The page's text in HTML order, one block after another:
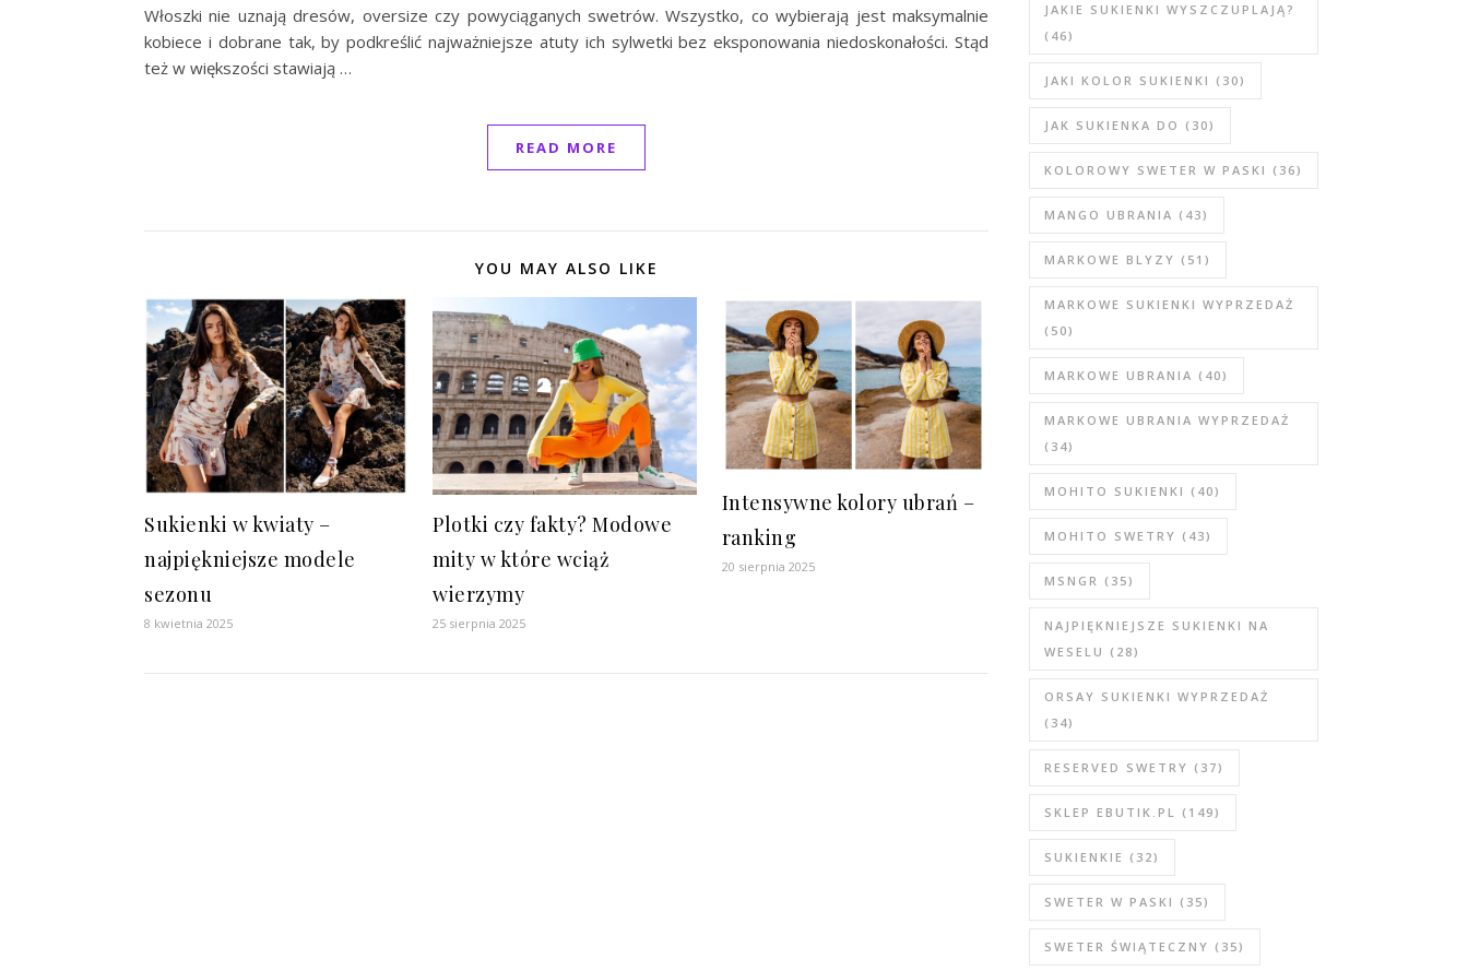
Włoszki nie uznają dresów, oversize czy powyciąganych swetrów. Wszystko, co wybierają jest maksymalnie
kobiece i dobrane tak, by podkreślić najważniejsze atuty ich sylwetki bez eksponowania niedoskonałości. Stąd
też w większości stawiają …
READ MORE
YOU MAY ALSO LIKE
Sukienki w kwiaty –
najpiękniejsze modele
sezonu
8 kwietnia 2025
Plotki czy fakty? Modowe
mity w które wciąż
wierzymy
25 sierpnia 2025
Intensywne kolory ubrań –
ranking
20 sierpnia 2025
JAKIE SUKIENKI WYSZCZUPLAJĄ?
(46)
JAKI KOLOR SUKIENKI (30)
JAK SUKIENKA DO (30)
KOLOROWY SWETER W PASKI (36)
MANGO UBRANIA (43)
MARKOWE BLYZY (51)
MARKOWE SUKIENKI WYPRZEDAŻ
(50)
MARKOWE UBRANIA (40)
MARKOWE UBRANIA WYPRZEDAŻ
(34)
MOHITO SUKIENKI (40)
MOHITO SWETRY (43)
MSNGR (35)
NAJPIĘKNIEJSZE SUKIENKI NA
WESELU (28)
ORSAY SUKIENKI WYPRZEDAŻ
(34)
RESERVED SWETRY (37)
SKLEP EBUTIK.PL (149)
SUKIENKIE (32)
SWETER W PASKI (35)
SWETER ŚWIĄTECZNY (35)